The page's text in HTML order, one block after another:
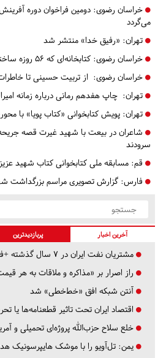
خراسان رضوی: دومین فراخوان دوره
می‌گردد
تهران: «رفیق خدا» منتشر شد
خراسان رضوی: کتابخانه‌ای که ۵۶ روزه ساخته شد
خراسان رضوی: از تربیت حسینی تا
تهران: چاپ هفدهم رمانی درباره زمانه
تهران: پویش کتابخوانی «کتاب پویا» با
شاعران در بیعت با شهید غیرت قصه
سرودند
قم: مسابقه ملی کتابخوانی کتاب شهید
فارس: گزارش تصویری مراسم بزرگداشت
آخرین اخبار پربازدیدترین
مشتریان نفت ایران در ۷ سال گذشته +فیلم
راز اصرار بر «مذاکره و ملاقات به هر
آنتن شبکه افق «خط‌خطی» شد
اقتصاد ایران تحت تاثیر قطعنامه‌ها یا
خلع سلاح حزب‌الله پروژه‌ای تحمیلی و
یمن: تل‌آویو را با موشک هایپرسونیک